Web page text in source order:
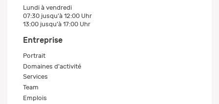
Lundi à vendredi
07:30 jusqu'à 12:00 Uhr
13:00 jusqu'à 17:00 Uhr
Entreprise
Portrait
Domaines d'activité
Services
Team
Emplois